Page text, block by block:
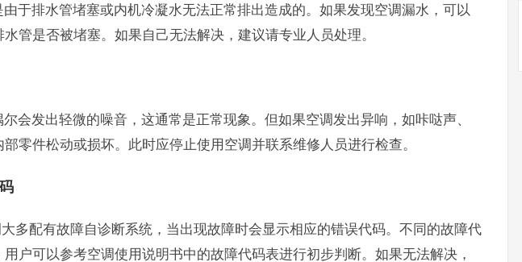
于排水管堵塞或内机冷凝水无法正常排出造成的。如果发现空调漏水，可以
管是否被堵塞。如果自己无法解决，建议请专业人员处理。
会发出轻微的噪音，这通常是正常现象。但如果空调发出异响，如咔哒声、
零件松动或损坏。此时应停止使用空调并联系维修人员进行检查。
多配有故障自诊断系统，当出现故障时会显示相应的错误代码。不同的故障代
户可以参考空调使用说明书中的故障代码表进行初步判断。如果无法解决，